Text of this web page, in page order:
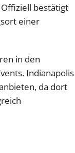
bestätigt
einer
in den
Indianapolis
da dort